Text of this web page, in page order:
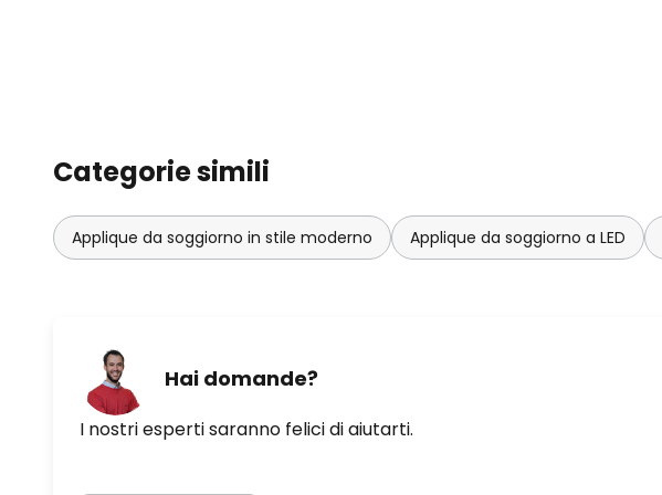
Categorie simili
Applique da soggiorno in stile moderno Applique da soggiorno a LED
Hai domande?
I nostri esperti saranno felici di aiutarti.